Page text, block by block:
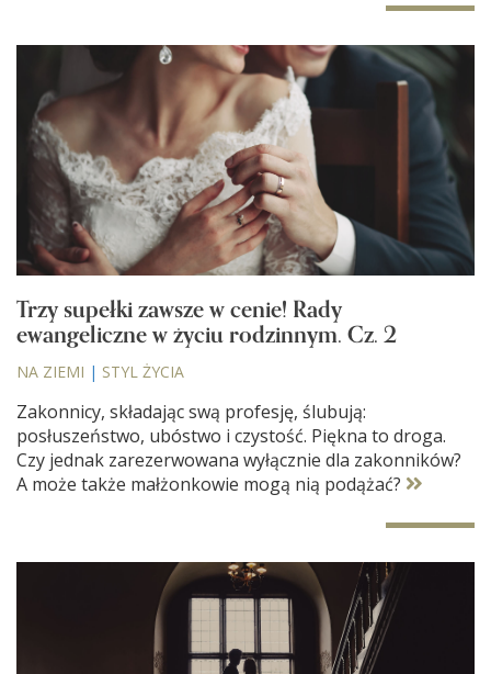
Trzy supełki zawsze w cenie! Rady
ewangeliczne w życiu rodzinnym. Cz. 2
NA ZIEMI | STYL ŻYCIA
Zakonnicy, składając swą profesję, ślubują:
posłuszeństwo, ubóstwo i czystość. Piękna to droga.
Czy jednak zarezerwowana wyłącznie dla zakonników?
A może także małżonkowie mogą nią podążać?